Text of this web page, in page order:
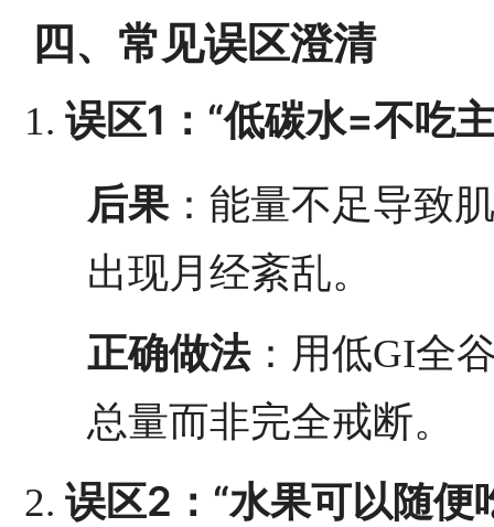
四、常见误区澄清
误区1：“低碳水=不吃
后果：能量不足导致
出现月经紊乱。
正确做法：用低GI全
总量而非完全戒断。
误区2：“水果可以随便